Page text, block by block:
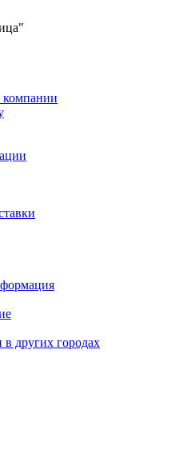
в других городах